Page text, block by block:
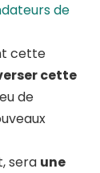
de
cette
cette
de
sera une